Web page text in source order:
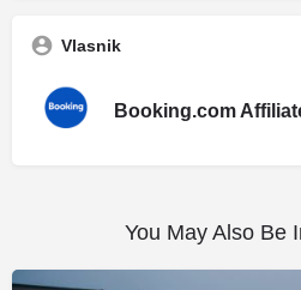
Vlasnik
Booking.com
You May Also Be